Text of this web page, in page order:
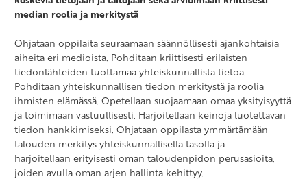
median roolia ja merkitystä
Ohjataan oppilaita seuraamaan säännöllisesti ajankohtaisia
aiheita eri medioista. Pohditaan kriittisesti erilaisten
tiedonlähteiden tuottamaa yhteiskunnallista tietoa.
Pohditaan yhteiskunnallisen tiedon merkitystä ja roolia
ihmisten elämässä. Opetellaan suojaamaan omaa yksityisyyttä
ja toimimaan vastuullisesti. Harjoitellaan keinoja luotettavan
tiedon hankkimiseksi. Ohjataan oppilasta ymmärtämään
talouden merkitys yhteiskunnallisella tasolla ja
harjoitellaan erityisesti oman taloudenpidon perusasioita,
joiden avulla oman arjen hallinta kehittyy.